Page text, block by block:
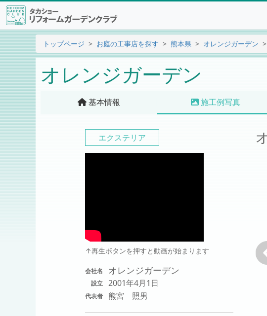
トップページ お庭の工事店を探す 熊本県 オレンジガーデン
オレンジガーデン
基本情報 施工例写真
エクステリア
↑再生ボタンを押すと動画が始まります
会社名 オレンジガーデン
設立 2001年4月1日
代表者 熊宮 照男